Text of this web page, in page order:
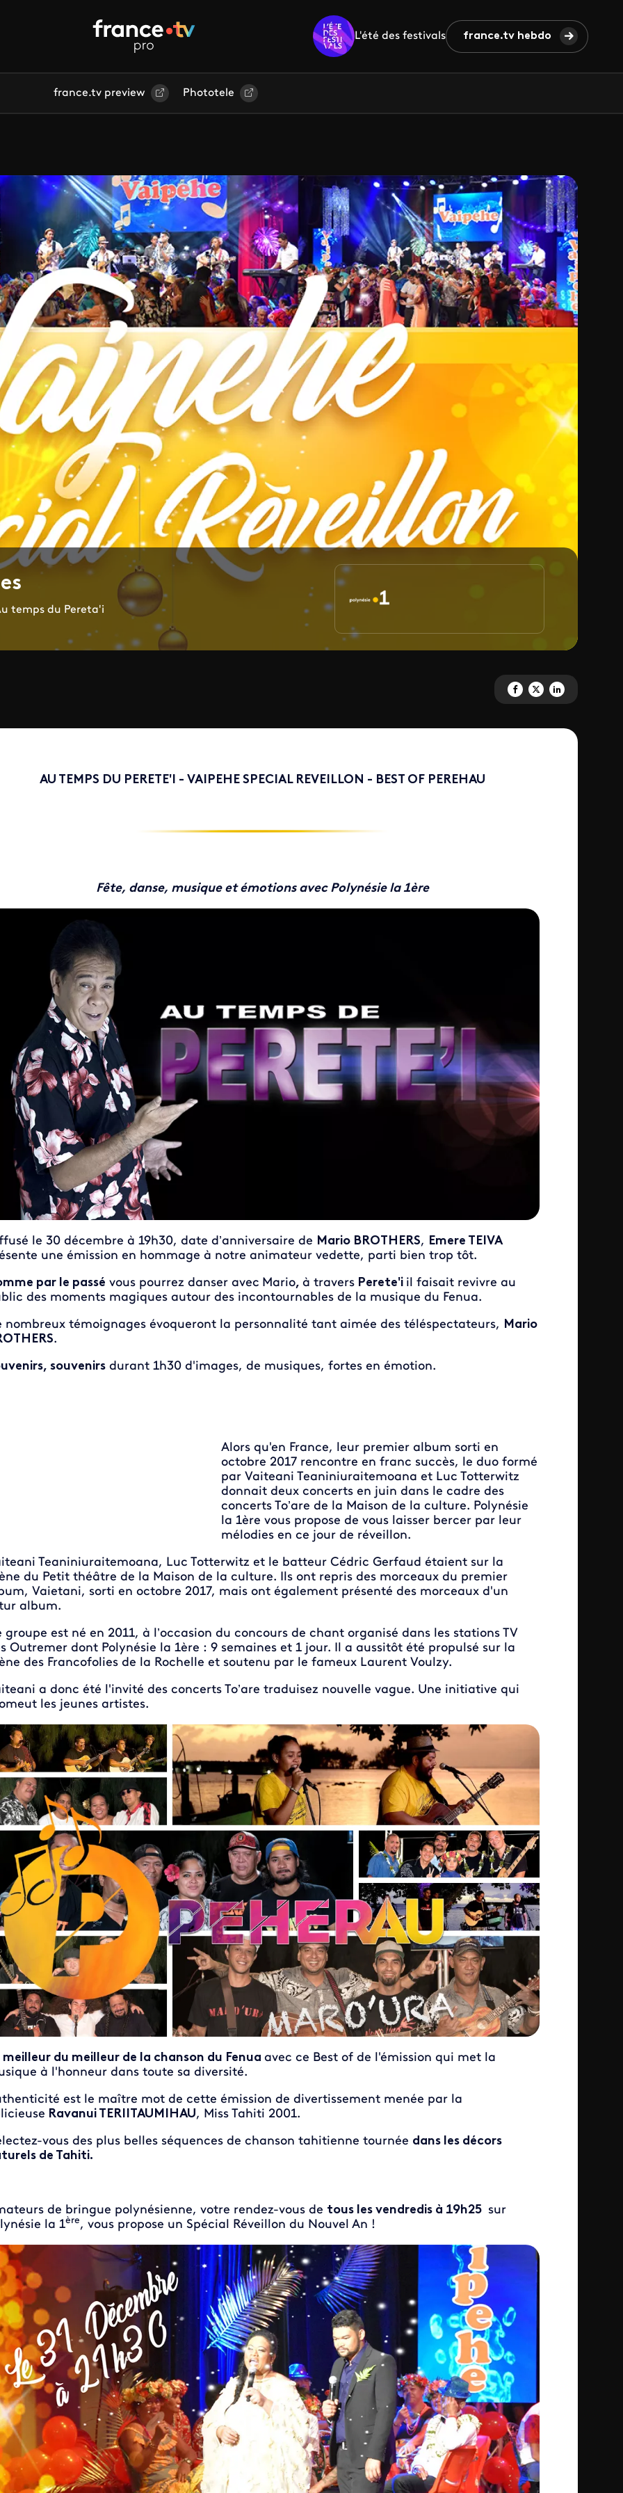
L'été des festivals france.tv hebdo
france.tv preview Phototele
temps du Pereta'i
Partagez ' Les soirées
Partagez ' Les soirées
Partagez ' Les
AU TEMPS DU PERETE'I - VAIPEHE SPECIAL REVEILLON - BEST OF PEREHAU
Fête, danse, musique et émotions avec Polynésie la 1ère
le 30 décembre à 19h30, date d’anniversaire de Mario BROTHERS, Emere TEIVA
une émission en hommage à notre animateur vedette, parti bien trop tôt.
par le passé vous pourrez danser avec Mario, à traversPerete'i il faisait revivre au
des moments magiques autour des incontournables de la musique du Fenua.
nombreux témoignages évoqueront la personnalité tant aimée des téléspectateurs, Mario
.
souvenirsdurant 1h30 d'images, de musiques, fortes en émotion.
Alors qu'en France, leur premier album sorti en
octobre 2017 rencontre en franc succès, le duo formé
par Vaiteani Teaniniuraitemoana et Luc Totterwitz
donnait deux concerts en juin dans le cadre des
concerts To’are de la Maison de la culture. Polynésie
la 1ère vous propose de vous laisser bercer par leur
mélodies en ce jour de réveillon.
Teaniniuraitemoana, Luc Totterwitz et le batteur Cédric Gerfaud étaient sur la
du Petit théâtre de la Maison de la culture. Ils ont repris des morceaux du premier
Vaietani, sorti en octobre 2017, mais ont également présenté des morceaux d'un
album.
groupe est né en 2011, à l’occasion du concours de chant organisé dans les stations TV
Outremer dont Polynésie la 1ère : 9 semaines et 1 jour. Il a aussitôt été propulsé sur la
des Francofolies de la Rochelle et soutenu par le fameux Laurent Voulzy.
a donc été l'invité des concerts To’are traduisez nouvelle vague. Une initiative qui
les jeunes artistes.
meilleur du meilleur de la chanson du Fenua avec ce Best of de l'émission qui met la
à l'honneur dans toute sa diversité.
est le maître mot de cette émission de divertissement menée par la
Ravanui TERIITAUMIHAU, Miss Tahiti 2001.
vous des plus belles séquences de chanson tahitienne tournée dans les décors
de Tahiti.
de bringue polynésienne, votre rendez-vous de tous les vendredis à 19h25 sur
la 1ère, vous propose un Spécial Réveillon du Nouvel An !